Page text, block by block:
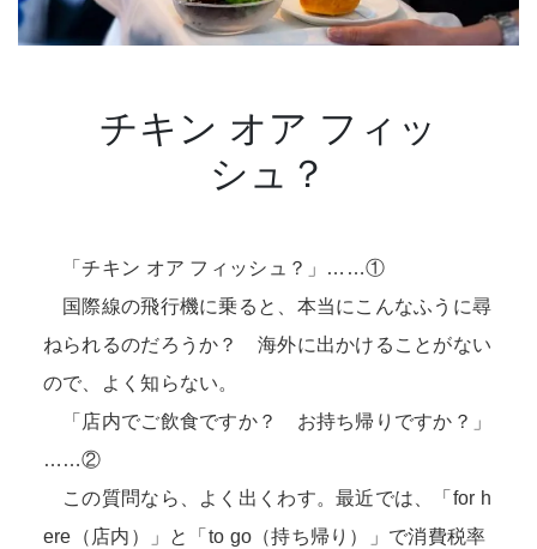
チキン オア フィッ
シュ？
「チキン オア フィッシュ？」……①
国際線の飛行機に乗ると、本当にこんなふうに尋
ねられるのだろうか？ 海外に出かけることがない
ので、よく知らない。
「店内でご飲食ですか？ お持ち帰りですか？」
……②
この質問なら、よく出くわす。最近では、「for h
ere（店内）」と「to go（持ち帰り）」で消費税率